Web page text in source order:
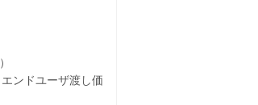
ドユーザ渡し価